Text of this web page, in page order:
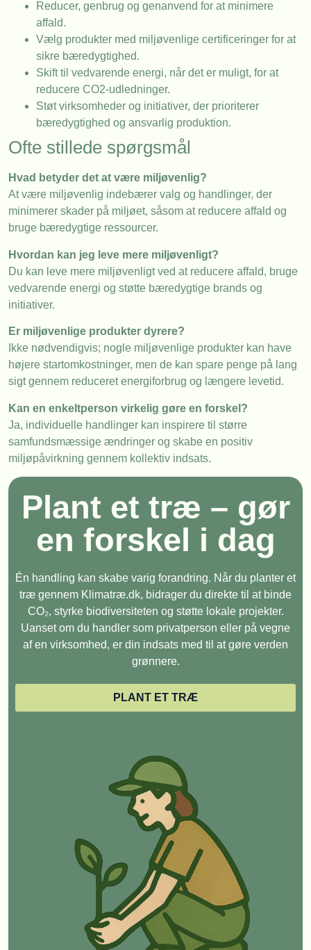
Reducer, genbrug og genanvend for at minimere
affald.
Vælg produkter med miljøvenlige certificeringer for at
sikre bæredygtighed.
Skift til vedvarende energi, når det er muligt, for at
reducere CO2-udledninger.
Støt virksomheder og initiativer, der prioriterer
bæredygtighed og ansvarlig produktion.
Ofte stillede spørgsmål
Hvad betyder det at være miljøvenlig?
At være miljøvenlig indebærer valg og handlinger, der
minimerer skader på miljøet, såsom at reducere affald og
bruge bæredygtige ressourcer.
Hvordan kan jeg leve mere miljøvenligt?
Du kan leve mere miljøvenligt ved at reducere affald, bruge
vedvarende energi og støtte bæredygtige brands og
initiativer.
Er miljøvenlige produkter dyrere?
Ikke nødvendigvis; nogle miljøvenlige produkter kan have
højere startomkostninger, men de kan spare penge på lang
sigt gennem reduceret energiforbrug og længere levetid.
Kan en enkeltperson virkelig gøre en forskel?
Ja, individuelle handlinger kan inspirere til større
samfundsmæssige ændringer og skabe en positiv
miljøpåvirkning gennem kollektiv indsats.
Plant et træ – gør
en forskel i dag
Én handling kan skabe varig forandring. Når du planter et
træ gennem Klimatræ.dk, bidrager du direkte til at binde
CO₂, styrke biodiversiteten og støtte lokale projekter.
Uanset om du handler som privatperson eller på vegne
af en virksomhed, er din indsats med til at gøre verden
grønnere.
PLANT ET TRÆ